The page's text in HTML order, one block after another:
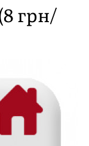
грн/